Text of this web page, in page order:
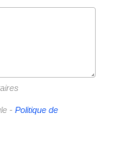
- Politique de